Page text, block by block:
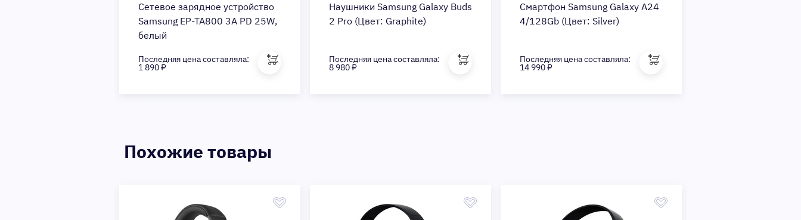
Сетевое зарядное устройство
Samsung EP-TA800 3A PD 25W,
белый
Последняя цена составляла:
1 890 ₽
Наушники Samsung Galaxy Buds
2 Pro (Цвет: Graphite)
Последняя цена составляла:
8 980 ₽
Смартфон Samsung Galaxy A24
4/128Gb (Цвет: Silver)
Последняя цена составляла:
14 990 ₽
Похожие товары